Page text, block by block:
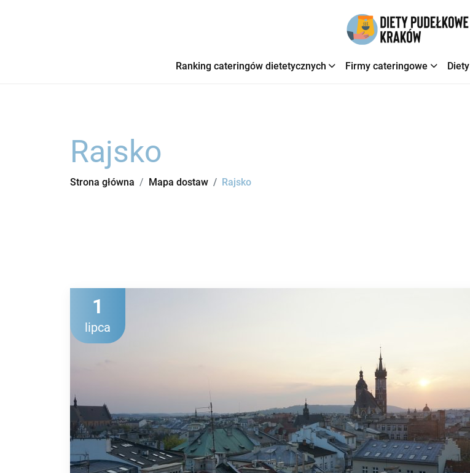
Ranking cateringów dietetycznych Firmy cateringowe Diety
Rajsko
Strona główna Mapa dostaw Rajsko
1
lipca